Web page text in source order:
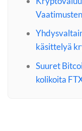
käsittelyä
Suuret
kolikoita